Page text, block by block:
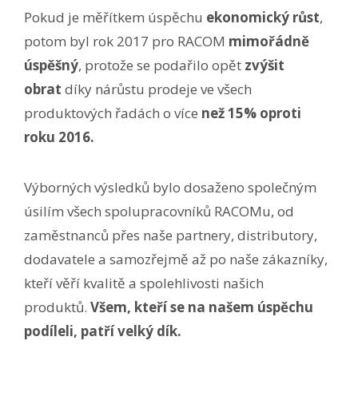
Pokud je měřítkem úspěchu ekonomický růst,
potom byl rok 2017 pro RACOM mimořádně
úspěšný, protože se podařilo opět zvýšit
obrat díky nárůstu prodeje ve všech
produktových řadách o více než 15% oproti
roku 2016.
Výborných výsledků bylo dosaženo společným
úsilím všech spolupracovníků RACOMu, od
zaměstnanců přes naše partnery, distributory,
dodavatele a samozřejmě až po naše zákazníky,
kteří věří kvalitě a spolehlivosti našich
produktů. Všem, kteří se na našem úspěchu
podíleli, patří velký dík.